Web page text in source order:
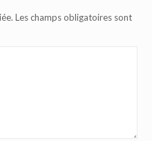
Les champs obligatoires sont